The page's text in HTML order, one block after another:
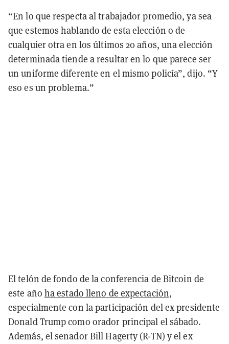
“En lo que respecta al trabajador promedio, ya sea
que estemos hablando de esta elección o de
cualquier otra en los últimos 20 años, una elección
determinada tiende a resultar en lo que parece ser
un uniforme diferente en el mismo policía”, dijo. “Y
eso es un problema.”
El telón de fondo de la conferencia de Bitcoin de
este año ha estado lleno de expectación,
especialmente con la participación del ex presidente
Donald Trump como orador principal el sábado.
Además, el senador Bill Hagerty (R-TN) y el ex